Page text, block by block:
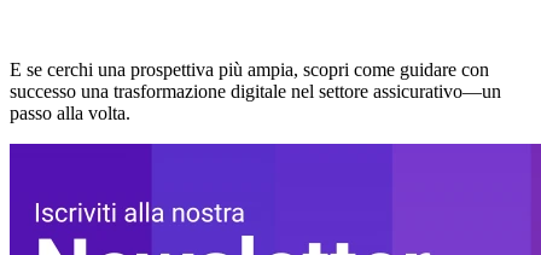
E se cerchi una prospettiva più ampia, scopri come guidare con
successo una trasformazione digitale nel settore assicurativo—un
passo alla volta.